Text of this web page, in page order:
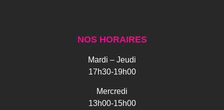
NOS HORAIRES
Mardi – Jeudi
17h30-19h00
Mercredi
13h00-15h00